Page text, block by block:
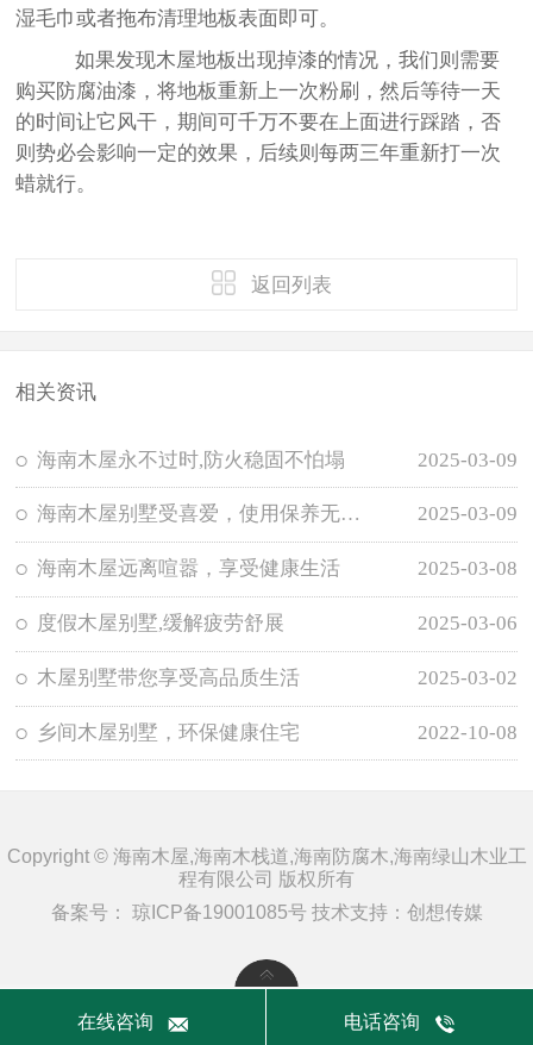
湿毛巾或者拖布清理地板表面即可。
如果发现木屋地板出现掉漆的情况，我们则需要
购买防腐油漆，将地板重新上一次粉刷，然后等待一天
的时间让它风干，期间可千万不要在上面进行踩踏，否
则势必会影响一定的效果，后续则每两三年重新打一次
蜡就行。
返回列表
相关资讯
海南木屋永不过时,防火稳固不怕塌 2025-03-09
海南木屋别墅受喜爱，使用保养无需担忧 2025-03-09
海南木屋远离喧嚣，享受健康生活 2025-03-08
度假木屋别墅,缓解疲劳舒展 2025-03-06
木屋别墅带您享受高品质生活 2025-03-02
乡间木屋别墅，环保健康住宅 2022-10-08
Copyright © 海南木屋,海南木栈道,海南防腐木,海南绿山木业工
程有限公司 版权所有
备案号：
琼ICP备19001085号技术支持： 创想传媒
在线咨询 电话咨询